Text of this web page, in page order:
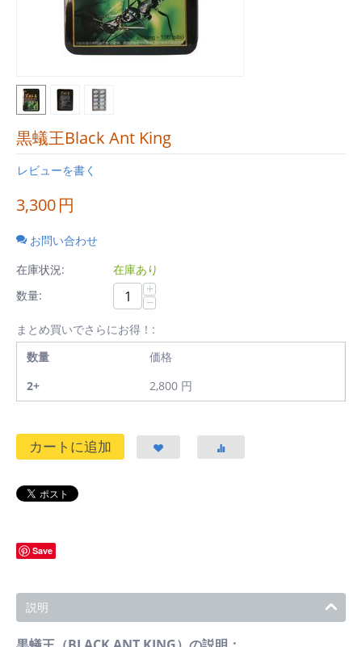
黒蟻王Black Ant King
レビューを書く
3,300円
お問い合わせ
在庫状況:
在庫あり
数量:
+
−
まとめ買いでさらにお得！:
数量
価格
2+
2,800 円
カートに追加
Save
説明